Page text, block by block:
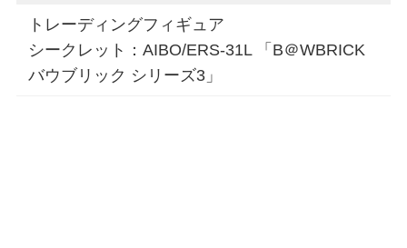
トレーディングフィギュア
シークレット：AIBO/ERS-31L 「B＠WBRICK
バウブリック シリーズ3」